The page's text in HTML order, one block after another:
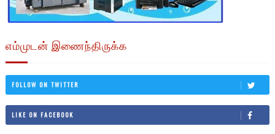
எம்முடன் இணைந்திருக்க
FOLLOW ON TWITTER
LIKE ON FACEBOOK